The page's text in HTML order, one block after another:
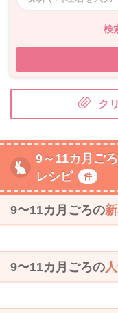
検
ク
9～11カ月ご
レシピ
件
9〜11カ月ごろの
9〜11カ月ごろの